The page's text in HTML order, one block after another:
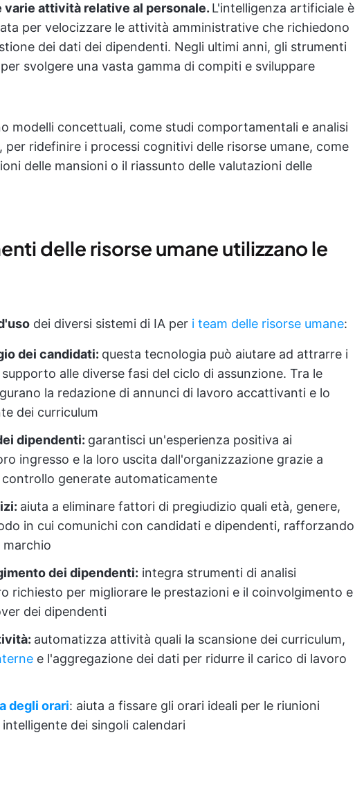
attività relative al personale. L'intelligenza artificiale è
per velocizzare le attività amministrative che richiedono
dei dati dei dipendenti. Negli ultimi anni, gli strumenti
svolgere una vasta gamma di compiti e sviluppare
modelli concettuali, come studi comportamentali e analisi
per ridefinire i processi cognitivi delle risorse umane, come
delle mansioni o il riassunto delle valutazioni delle
delle risorse umane utilizzano le
dei diversi sistemi di IA per i team delle risorse umane:
dei candidati: questa tecnologia può aiutare ad attrarre i
alle diverse fasi del ciclo di assunzione. Tra le
la redazione di annunci di lavoro accattivanti e lo
dei curriculum
dipendenti: garantisci un'esperienza positiva ai
ingresso e la loro uscita dall'organizzazione grazie a
generate automaticamente
aiuta a eliminare fattori di pregiudizio quali età, genere,
in cui comunichi con candidati e dipendenti, rafforzando
dei dipendenti: integra strumenti di analisi
richiesto per migliorare le prestazioni e il coinvolgimento e
dei dipendenti
automatizza attività quali la scansione dei curriculum,
e l'aggregazione dei dati per ridurre il carico di lavoro
degli orari: aiuta a fissare gli orari ideali per le riunioni
dei singoli calendari